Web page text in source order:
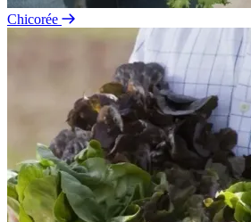
Chicorée